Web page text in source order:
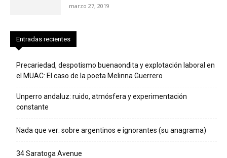
marzo 27, 2019
Entradas recientes
Precariedad, despotismo buenaondita y explotación laboral en
el MUAC: El caso de la poeta Melinna Guerrero
Unperro andaluz: ruido, atmósfera y experimentación
constante
Nada que ver: sobre argentinos e ignorantes (su anagrama)
34 Saratoga Avenue